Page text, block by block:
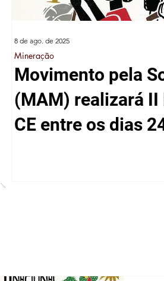
Movimento pela
(MAM) realizará
CE entre os dias
Mineração
8 de ago. de 2025
REVIST